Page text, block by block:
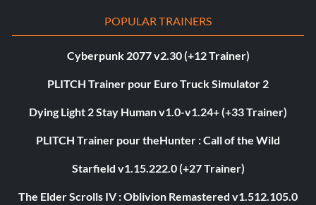
POPULAR TRAINERS
Cyberpunk 2077 v2.30 (+12 Trainer)
PLITCH Trainer pour Euro Truck Simulator 2
Dying Light 2 Stay Human v1.0-v1.24+ (+33 Trainer)
PLITCH Trainer pour theHunter : Call of the Wild
Starfield v1.15.222.0 (+27 Trainer)
The Elder Scrolls IV : Oblivion Remastered v1.512.105.0